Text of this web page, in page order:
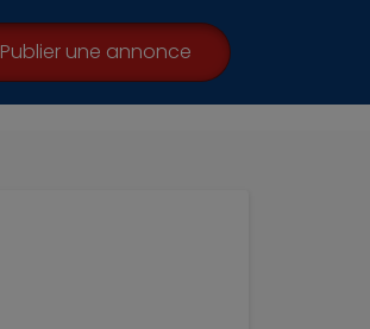
Publier une annonce